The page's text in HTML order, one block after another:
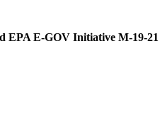
E-GOV Initiative M-19-